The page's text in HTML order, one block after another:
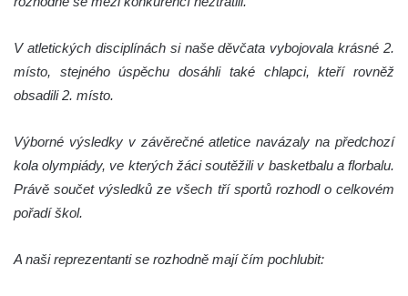
V atletických disciplínách si naše děvčata vybojovala krásné 2.
místo, stejného úspěchu dosáhli také chlapci, kteří rovněž
obsadili 2. místo.
Výborné výsledky v závěrečné atletice navázaly na předchozí
kola olympiády, ve kterých žáci soutěžili v basketbalu a florbalu.
Právě součet výsledků ze všech tří sportů rozhodl o celkovém
pořadí škol.
A naši reprezentanti se rozhodně mají čím pochlubit: